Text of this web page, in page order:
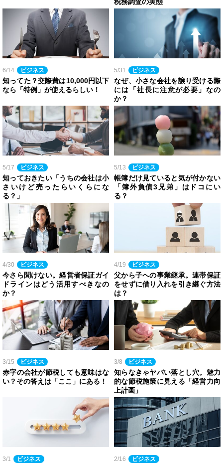
6/14 ビジネス
知ってた？交際費は10,000円以下
なら「特例」が使えるらしい！
5/31 ビジネス
なぜ、小さな会社を譲り受ける際
には「社長に注意が必要」なの
か？
5/17 ビジネス
知っておきたい「うちの会社は小
さいけど売ったらいくらにな
る？」
5/13 ビジネス
帳簿だけ見ていると気が付かない
「簿外負債3兄弟」はドコにい
る？
4/30 ビジネス
今さら聞けない。経営者保証ガイ
ドラインはどう活用すべきなの
か？
4/19 ビジネス
父から子への事業継承。連帯保証
をせずに借り入れを引き継ぐ方法
は？
3/15 ビジネス
赤字の会社が節税しても意味はな
い？その答えは「ここ」にある！
3/8 ビジネス
知らなきゃヤバい落とし穴。魅力
的な節税施策に見える「経営力向
上計画」
3/1 ビジネス 2/16 ビジネス